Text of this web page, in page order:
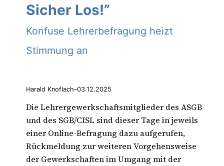
Sicher Los!”
Konfuse Lehrerbefragung heizt
Stimmung an
Harald Knoflach–03.12.2025
Die Lehrergewerkschaftsmitglieder des ASGB
und des SGB/CISL sind dieser Tage in jeweils
einer Online-Befragung dazu aufgerufen,
Rückmeldung zur weiteren Vorgehensweise
der Gewerkschaften im Umgang mit der